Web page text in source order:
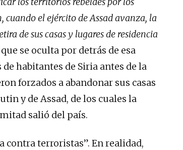
el ejército de Assad avanza, la
de sus casas y lugares de residencia
se oculta por detrás de esa
habitantes de Siria antes de la
forzados a abandonar sus casas
y de Assad, de los cuales la
salió del país.
contra terroristas”. En realidad,